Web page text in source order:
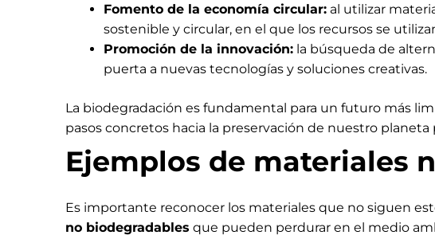
Fomento de la economía circular: al utilizar
sostenible y circular, en el que los recursos se
Promoción de la innovación: la búsqueda de
puerta a nuevas tecnologías y soluciones creativas.
La biodegradación es fundamental para un futuro más
pasos concretos hacia la preservación de nuestro planeta
Ejemplos de materiales
Es importante reconocer los materiales que no siguen
no biodegradables que pueden perdurar en el medio